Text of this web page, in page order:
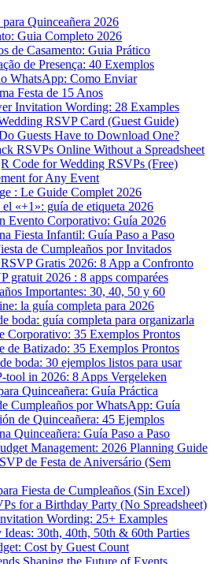
Quinceañera 2026
Guia Completo 2026
de Casamento: Guia Prático
de Presença: 40 Exemplos
WhatsApp: Como Enviar
Festa de 15 Anos
Invitation Wording: 28 Examples
RSVP Card (Guest Guide)
Guests Have to Download One?
RSVPs Online Without a Spreadsheet
Code for Wedding RSVPs (Free)
for Any Event
: Le Guide Complet 2026
«+1»: guía de etiqueta 2026
Evento Corporativo: Guía 2026
Fiesta Infantil: Guía Paso a Paso
de Cumpleaños por Invitados
Gratis 2026: 8 App a Confronto
gratuit 2026 : 8 apps comparées
Importantes: 30, 40, 50 y 60
la guía completa para 2026
boda: guía completa para organizarla
Corporativo: 35 Exemplos Prontos
de Batizado: 35 Exemplos Prontos
boda: 30 ejemplos listos para usar
tool in 2026: 8 Apps Vergeleken
Quinceañera: Guía Práctica
Cumpleaños por WhatsApp: Guía
de Quinceañera: 45 Ejemplos
Quinceañera: Guía Paso a Paso
Management: 2026 Planning Guide
de Festa de Aniversário (Sem
Fiesta de Cumpleaños (Sin Excel)
for a Birthday Party (No Spreadsheet)
Wording: 25+ Examples
30th, 40th, 50th & 60th Parties
Cost by Guest Count
Shaping the Future of Events